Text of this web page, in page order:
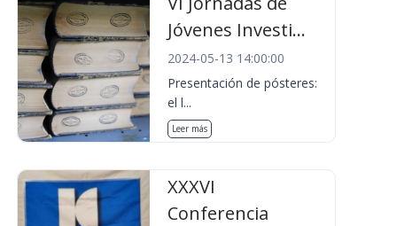
Jóvenes Investi...
2024-05-13 14:00:00
Presentación de pósteres:
el l...
Leer más
XXXVI
Conferencia